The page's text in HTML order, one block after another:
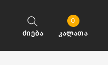
0
კალათა
ძიება